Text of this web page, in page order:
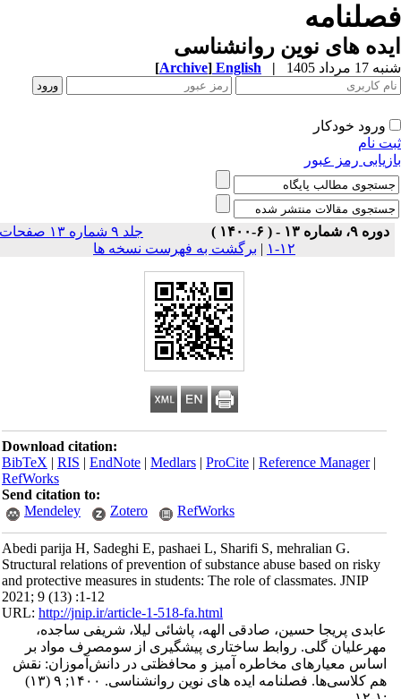
های نوین روانشناسی
مرداد 1405 |
English
[Archive]
ورود خودکار
نام
رمز عبور
دوره ۹، شماره ۱۳ - ( ۶-۱۴۰۰ )
جلد ۹ شماره ۱۳ صفحات
۱۲-۱
| برگشت به فهرست نسخه ها
Download citation:
BibTeX|RIS|EndNote|Medlars|ProCite|Reference Manager
RefWorks
Send citation to:
Mendeley
Zotero RefWorks
Abedi parija H, Sadeghi E, pashaei L, Sharifi S, mehralian G.
Structural relations of prevention of substance abuse based on risky
and protective measures in students: The role of classmates. JNIP
2021; 9 (13) :1-12
URL:http://jnip.ir/article-1-518-fa.html
عابدی پریجا حسین، صادقی الهه، پاشائی لیلا، شریفی ساجده،
مهرعلیان گلی. روابط ساختاری پیشگیری از سومصرف مواد بر
اساس معیارهای مخاطره آمیز و محافظتی در دانش‌آموزان: نقش
هم کلاسی‌ها. فصلنامه ایده های نوین روانشناسی. ۱۴۰۰; ۹ (۱۳)